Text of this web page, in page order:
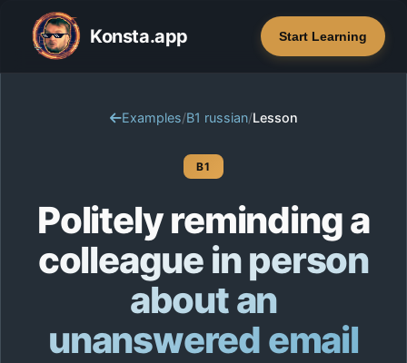
Konsta.app Start Learning
Examples/B1 russian/Lesson
B1
Politely reminding a
colleague in person
about an
unanswered email